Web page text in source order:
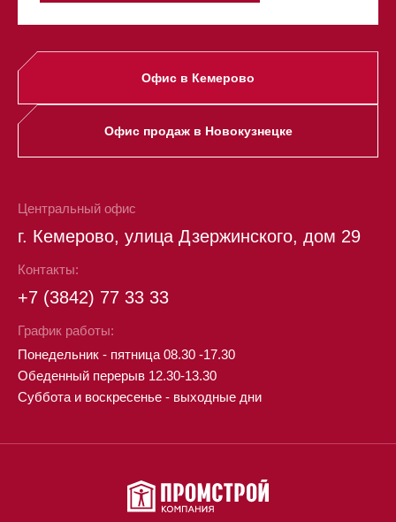
Офис в Кемерово
Офис продаж в Новокузнецке
Центральный офис
г. Кемерово, улица Дзержинского, дом 29
Контакты:
+7 (3842) 77 33 33
График работы:
Понедельник - пятница 08.30 -17.30
Обеденный перерыв 12.30-13.30
Суббота и воскресенье - выходные дни